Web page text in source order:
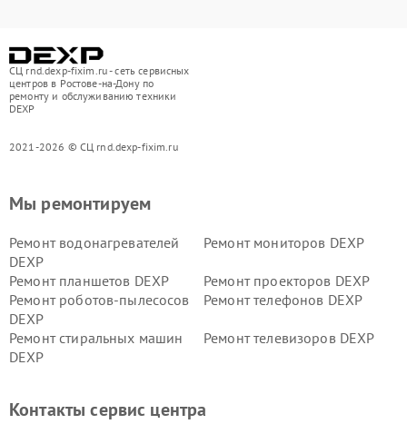
СЦ rnd.dexp-fixim.ru - сеть сервисных
центров в Ростове-на-Дону по
ремонту и обслуживанию техники
DEXP
2021-2026 © СЦ rnd.dexp-fixim.ru
Мы ремонтируем
Ремонт водонагревателей
DEXP
Ремонт мониторов DEXP
Ремонт планшетов DEXP
Ремонт проекторов DEXP
Ремонт роботов-пылесосов
DEXP
Ремонт телефонов DEXP
Ремонт стиральных машин
DEXP
Ремонт телевизоров DEXP
Ремонт серверов DEXP
Ремонт мини пк DEXP
Контакты сервис центра